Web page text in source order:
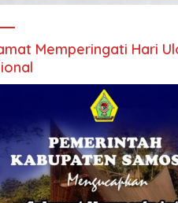
Memperingati Hari